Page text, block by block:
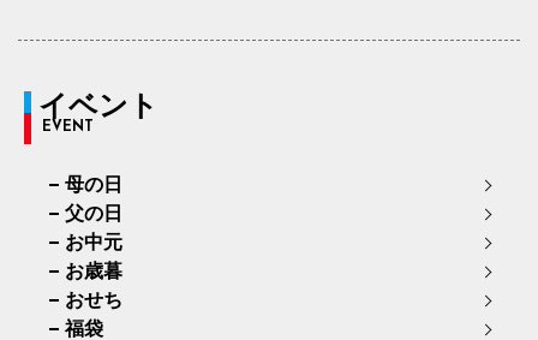
イベント
EVENT
母の日
父の日
お中元
お歳暮
おせち
福袋